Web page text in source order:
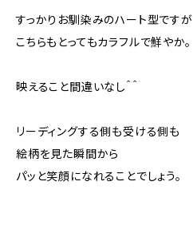
すっかりお馴染みのハート型ですが
こちらもとってもカラフルで鮮やか。
映えること間違いなし＾＾
リーディングする側も受ける側も
絵柄を見た瞬間から
パッと笑顔になれることでしょう。